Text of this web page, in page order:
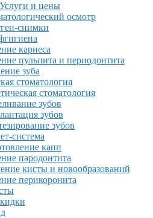
Услуги и цены
осмотр
снимки
кариеса
пульпита и периодонтита
зуба
стоматология
стоматология
зубов
зубов
зубов
система
капп
пародонтита
кисты и новообразований
перикоронита